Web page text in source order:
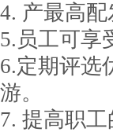
4. 产最高配
5.员工可享
6.定期评选
游。
7. 提高职